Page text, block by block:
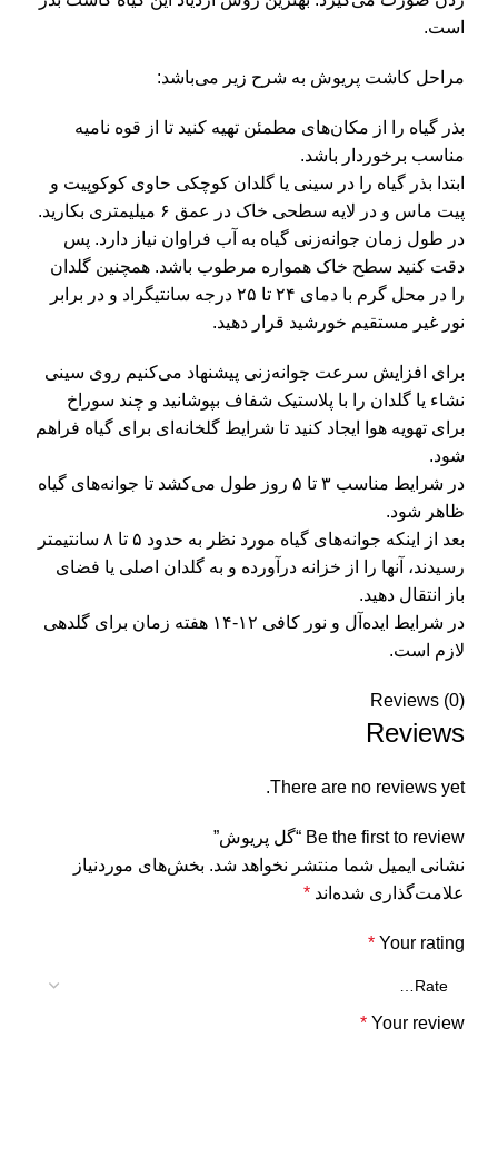
است.
مراحل کاشت پریوش به شرح زیر می‌باشد:
بذر گیاه را از مکان‌های مطمئن تهیه کنید تا از قوه نامیه
مناسب برخوردار باشد.
ابتدا بذر گیاه را در سینی یا گلدان کوچکی حاوی کوکوپیت و
پیت ماس و در لایه سطحی خاک در عمق ۶ میلیمتری بکارید.
در طول زمان جوانه‌زنی گیاه به آب فراوان نیاز دارد. پس
دقت کنید سطح خاک همواره مرطوب باشد. همچنین گلدان
را در محل گرم با دمای ۲۴ تا ۲۵ درجه سانتیگراد و در برابر
نور غیر مستقیم خورشید قرار دهید.
برای افزایش سرعت جوانه‌زنی پیشنهاد می‌کنیم روی سینی
نشاء یا گلدان را با پلاستیک شفاف بپوشانید و چند سوراخ
برای تهویه هوا ایجاد کنید تا شرایط گلخانه‌ای برای گیاه فراهم
شود.
در شرایط مناسب ۳ تا ۵ روز طول می‌کشد تا جوانه‌های گیاه
ظاهر شود.
بعد از اینکه جوانه‌های گیاه مورد نظر به حدود ۵ تا ۸ سانتیمتر
رسیدند، آنها را از خزانه درآورده و به گلدان اصلی یا فضای
باز انتقال دهید.
در شرایط ایده‌آل و نور کافی ۱۲-۱۴ هفته زمان برای گلدهی
لازم است.
Reviews (0)
Reviews
There are no reviews yet.
Be the first to review “گل پریوش”
نشانی ایمیل شما منتشر نخواهد شد. بخش‌های موردنیاز
علامت‌گذاری شده‌اند *
Your rating
*
Your review
*